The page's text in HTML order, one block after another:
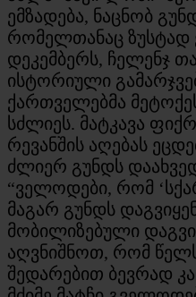
ემზადება, ნაცნობ
რომელთანაც ზუსტად
დეკემბერს, ჩელენჯ
ისტორიული
ქართველებმა მეტოქეს
სძლიეს. მატკავა
რევანშის აღებას
ძლიერ გუნდს
“ველოდები, რომ
მაგარ გუნდს
მობილიზებული
აღვნიშნოთ, რომ
შედარებით ბევრად